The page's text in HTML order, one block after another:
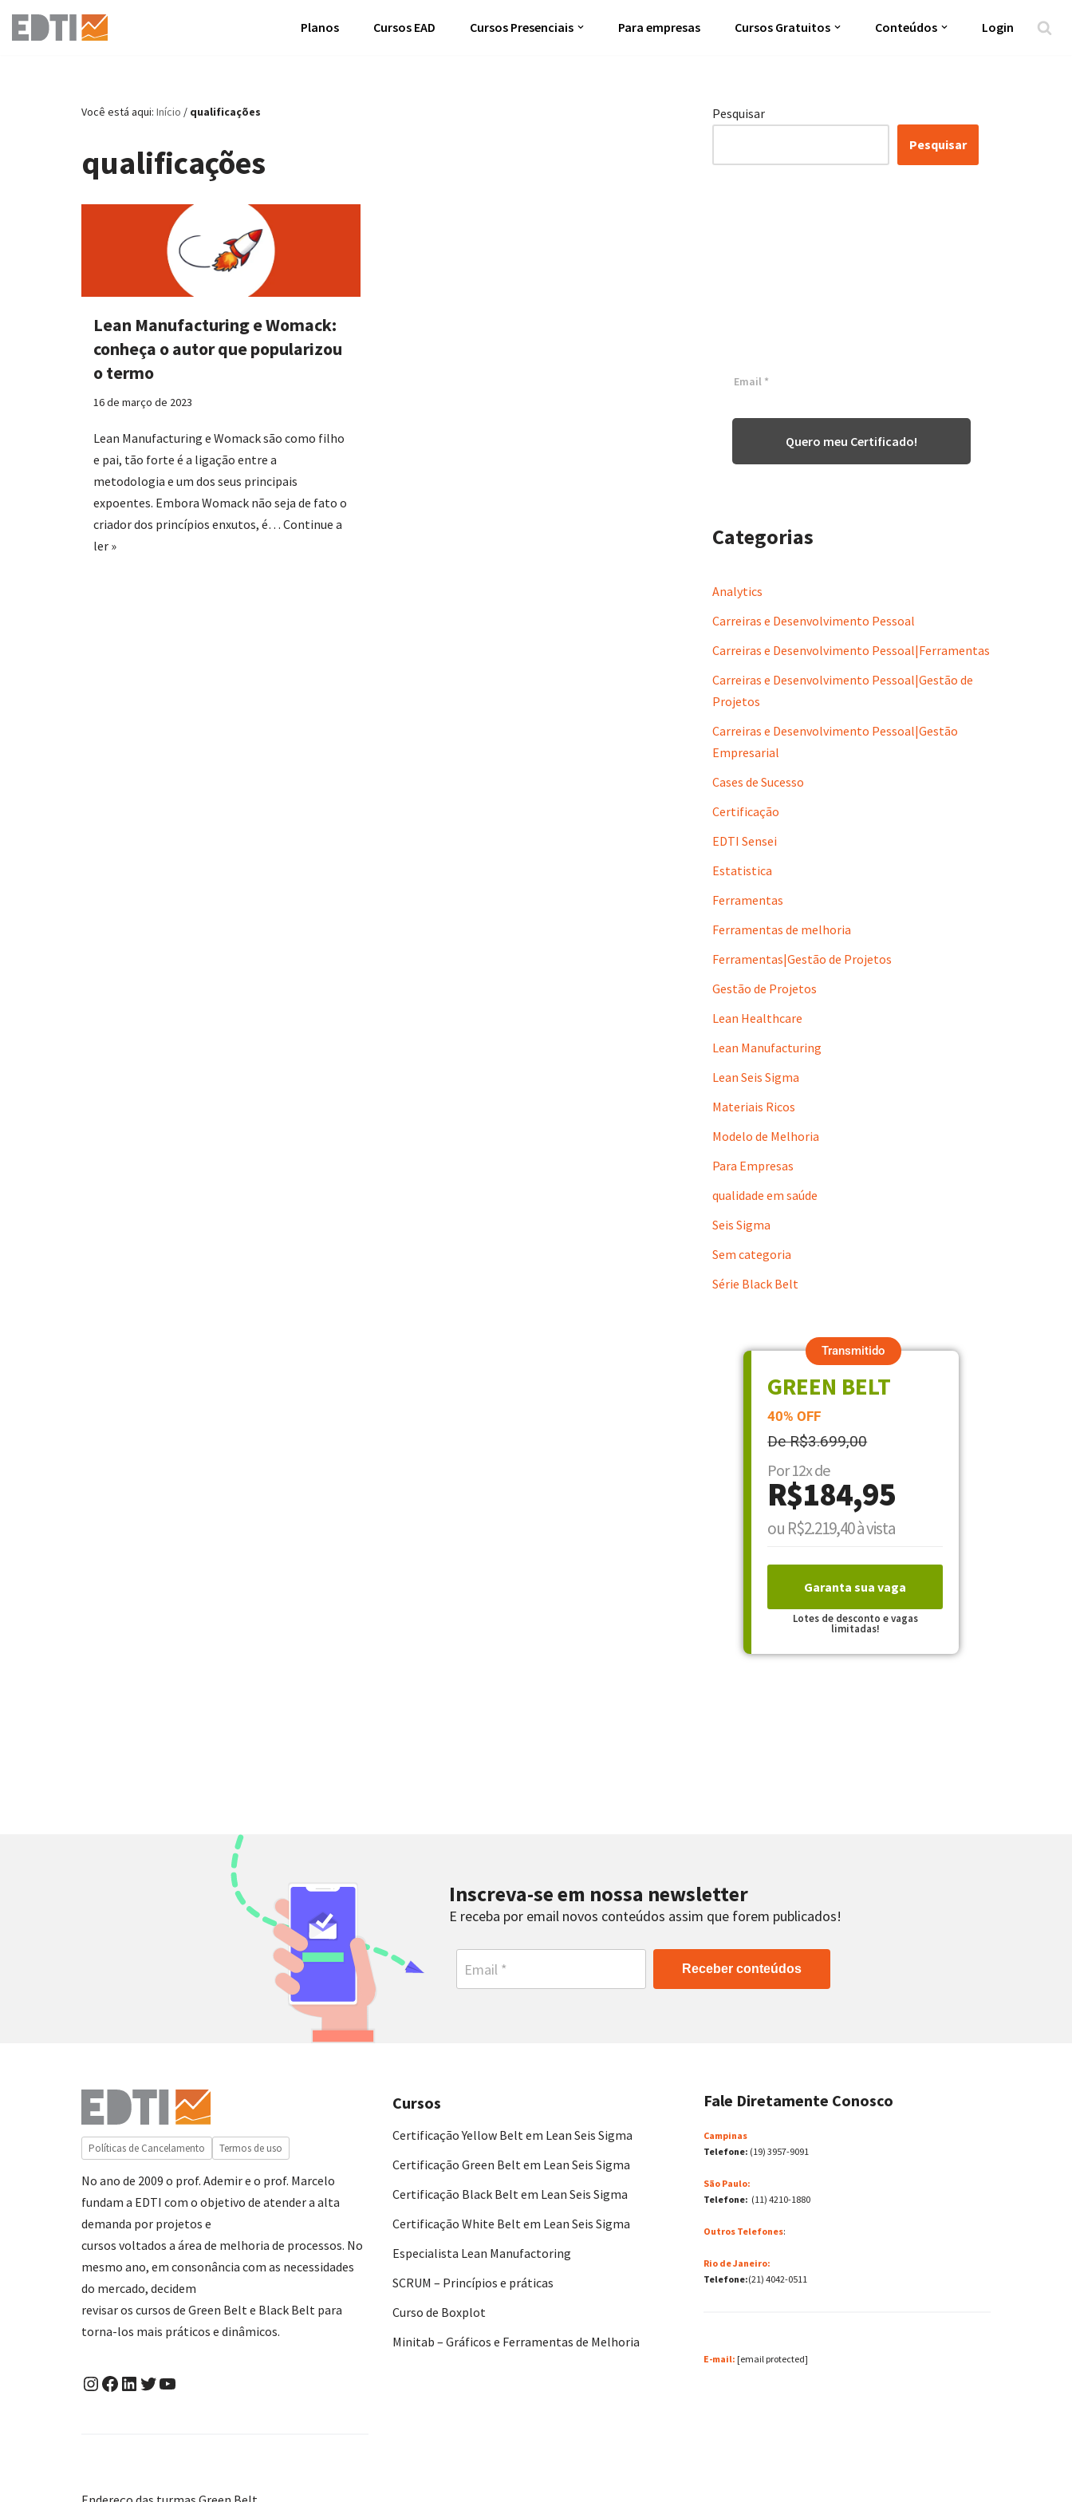
Pular
Planos Cursos EAD Cursos Presenciais Para empresas Cursos Gratuitos Conteúdos Login
Você está aqui: Início / qualificações
qualificações
Lean Manufacturing e Womack:
conheça o autor que popularizou
o termo
16 de março de 2023
Lean Manufacturing e Womack são como filho
e pai, tão forte é a ligação entre a
metodologia e um dos seus principais
expoentes. Embora Womack não seja de fato o
criador dos princípios enxutos, é… Continue a
ler »
Pesquisar
Pesquisar
Quero meu Certificado!
Categorias
Analytics
Carreiras e Desenvolvimento Pessoal
Carreiras e Desenvolvimento Pessoal|Ferramentas
Carreiras e Desenvolvimento Pessoal|Gestão de
Projetos
Carreiras e Desenvolvimento Pessoal|Gestão
Empresarial
Cases de Sucesso
Certificação
EDTI Sensei
Estatistica
Ferramentas
Ferramentas de melhoria
Ferramentas|Gestão de Projetos
Gestão de Projetos
Lean Healthcare
Lean Manufacturing
Lean Seis Sigma
Materiais Ricos
Modelo de Melhoria
Para Empresas
qualidade em saúde
Seis Sigma
Sem categoria
Série Black Belt
Transmitido
GREEN BELT
40% OFF
De R$3.699,00
Por 12x de
R$184,95
ou R$2.219,40 à vista
Garanta sua vaga
Lotes de desconto e vagas
limitadas!
Inscreva-se em nossa newsletter
E receba por email novos conteúdos assim que forem publicados!
Receber conteúdos
Políticas de Cancelamento Termos de uso
No ano de 2009 o prof. Ademir e o prof. Marcelo
fundam a EDTI com o objetivo de atender a alta
demanda por projetos e
cursos voltados a área de melhoria de processos. No
mesmo ano, em consonância com as necessidades
do mercado, decidem
revisar os cursos de Green Belt e Black Belt para
torna-los mais práticos e dinâmicos.
Cursos
Certificação Yellow Belt em Lean Seis Sigma
Certificação Green Belt em Lean Seis Sigma
Certificação Black Belt em Lean Seis Sigma
Certificação White Belt em Lean Seis Sigma
Especialista Lean Manufactoring
SCRUM – Princípios e práticas
Curso de Boxplot
Minitab – Gráficos e Ferramentas de Melhoria
Fale Diretamente Conosco
Campinas
Telefone: (19) 3957-9091
São Paulo:
Telefone: (11) 4210-1880
Outros Telefones:
Rio de Janeiro:
Telefone:(21) 4042-0511
E-mail: [email protected]